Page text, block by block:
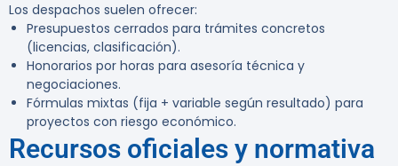
Los despachos suelen ofrecer:
Presupuestos cerrados para trámites concretos
(licencias, clasificación).
Honorarios por horas para asesoría técnica y
negociaciones.
Fórmulas mixtas (fija + variable según resultado) para
proyectos con riesgo económico.
Recursos oficiales y normativa